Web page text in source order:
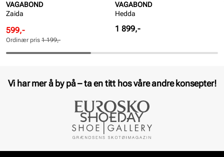
VAGABOND
Zaida
Rabattert
pris
Pris
599,-
Ordinær
pris
Pris
Ordinær pris 1 199,-
VAGABOND
Hedda
Pris
1 899,-
Vi har mer å by på – ta en titt hos våre andre konsepter!